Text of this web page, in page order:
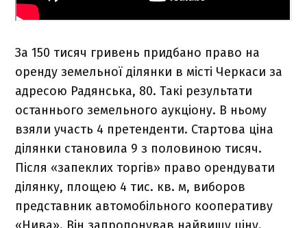
За 150 тисяч гривень придбано право на
оренду земельної ділянки в місті Черкаси за
адресою Радянська, 80. Такі результати
останнього земельного аукціону. В ньому
взяли участь 4 претенденти. Стартова ціна
ділянки становила 9 з половиною тисяч.
Після «запеклих торгів» право орендувати
ділянку, площею 4 тис. кв. м, виборов
представник автомобільного кооперативу